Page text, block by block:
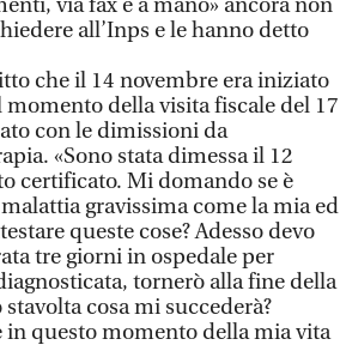
all’Inps e le hanno detto
che il 14 novembre era iniziato
della visita fiscale del 17
con le dimissioni da
«Sono stata dimessa il 12
certificato. Mi domando se è
gravissima come la mia ed
queste cose? Adesso devo
tre giorni in ospedale per
tornerò alla fine della
cosa mi succederà?
in questo momento della mia vita